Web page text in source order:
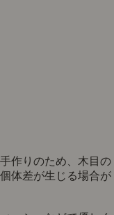
作りのため、木目の
体差が生じる場合が